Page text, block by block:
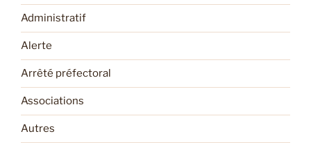
Administratif
Alerte
Arrêté préfectoral
Associations
Autres